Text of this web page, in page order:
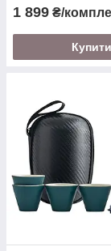
1 899 ₴/
Купити